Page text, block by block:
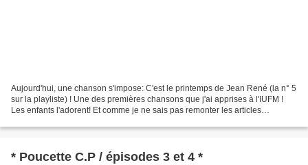
Aujourd'hui, une chanson s'impose: C'est le printemps de Jean René (la n° 5
sur la playliste) ! Une des premières chansons que j'ai apprises à l'IUFM !
Les enfants l'adorent! Et comme je ne sais pas remonter les articles
* Poucette C.P / épisodes 3 et 4 *